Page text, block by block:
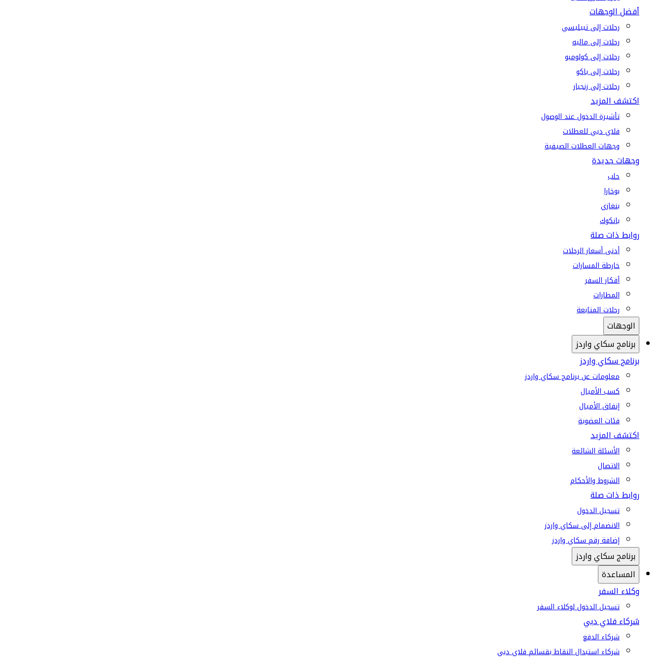
أفضل الوجهات
رحلات إلى تبيليسي
رحلات إلى ماليه
رحلات إلى كولومبو
رحلات إلى باكو
رحلات إلى زنجبار
اكتشف المزيد
تأشيرة الدخول عند الوصول
فلاي دبي للعطلات
وجهات العطلات الصيفية
وجهات جديدة
حلب
بوخارا
بنغازي
بانكوك
روابط ذات صلة
أدنى أسعار الرحلات
خارطة المسارات
أفكار السفر
المطارات
رحلات المتابعة
الوجهات
برنامج سكاي واردز
برنامج سكاي واردز
معلومات عن برنامج سكاي واردز
كسب الأميال
إنفاق الأميال
فئات العضوية
اكتشف المزيد
الأسئلة الشائعة
الاتصال
الشروط والأحكام
روابط ذات صلة
تسجيل الدخول
الانضمام إلى سكاي واردز
إضافة رقم سكاي واردز
برنامج سكاي واردز
المساعدة
وكلاء السفر
تسجيل الدخول لوكلاء السفر
شركاء فلاي دبي
شركاء الدفع
شركاء استبدال النقاط بقسائم فلاي دبي